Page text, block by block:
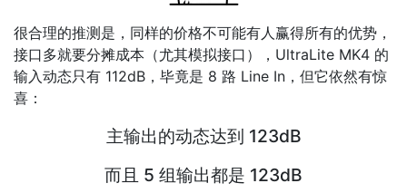
很合理的推测是，同样的价格不可能有人赢得所有的优势，
接口多就要分摊成本（尤其模拟接口），UltraLite MK4 的
输入动态只有 112dB，毕竟是 8 路 Line In，但它依然有惊
喜：
主输出的动态达到 123dB
而且 5 组输出都是 123dB